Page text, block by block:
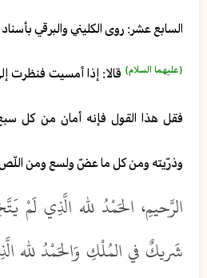
السابع عشر: روى الكليني والبرقي
(عليهما السلام) قالا: إذا أمسيت فنظرت
فقل هذا القول فإنه أمان من كل
وذرّيته ومن كل ما عضّ ولسع ومن اللّص
الرَّحيمِ، الحَمْدُ لله الَّذِي لَمْ
شَريكٌ في المُلْكِ وَالحَمْدُ